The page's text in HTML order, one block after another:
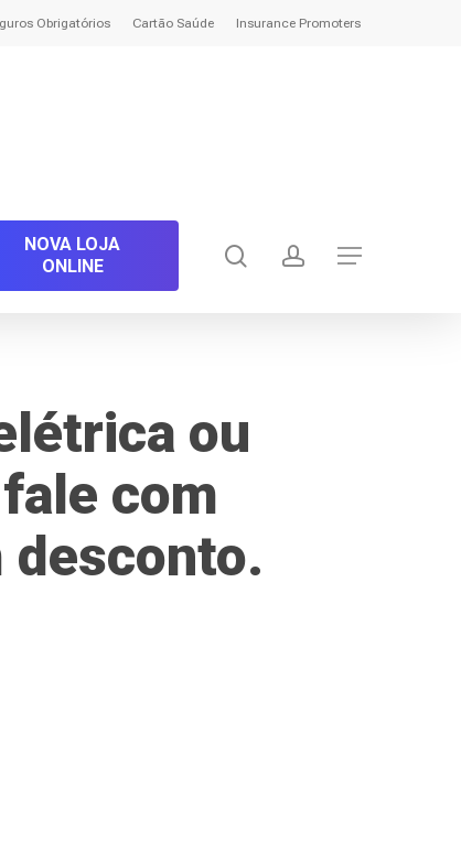
Obrigatórios Cartão Saúde Insurance Promoters
NOVA LOJA
ONLINE
searchaccount
Menu
ou
com
desconto.